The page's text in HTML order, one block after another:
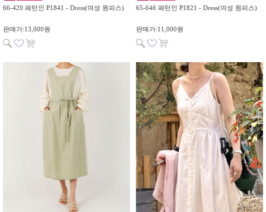
66-420 패턴인 P1841 - Dress(여성 원피스)
판매가:13,000원
65-646 패턴인 P1821 - Dress(여성 원피스)
판매가:11,000원